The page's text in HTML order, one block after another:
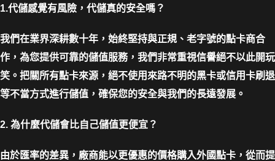
1.代儲感覺有風險，代儲真的安全嗎？
我們在業界深耕數十年，始終堅持與正規、老字號的點卡商合
作，為您提供可靠的儲值服務，我們非常重視信譽絕不以此開玩
笑。把關所有點卡來源，絕不使用來路不明的黑卡或信用卡刷退
等不當方式進行儲值，確保您的安全與我們的長遠發展。
2. 為什麼代儲會比自己儲值更便宜？
由於匯率的差異，廠商能以更優惠的價格購入外國點卡，從而提